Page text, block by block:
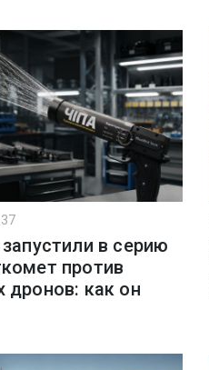
в серию
против
дронов: как он